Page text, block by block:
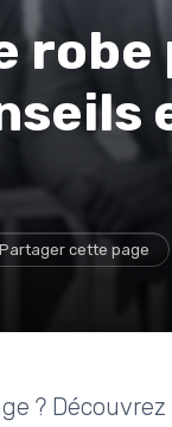
robe
Partager cette page
?